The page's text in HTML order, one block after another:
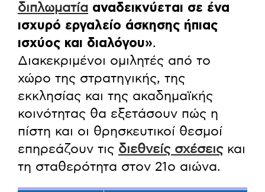
διπλωματία αναδεικνύεται σε ένα
ισχυρό εργαλείο άσκησης ήπιας
ισχύος και διαλόγου».
Διακεκριμένοι ομιλητές από το
χώρο της στρατηγικής, της
εκκλησίας και της ακαδημαϊκής
κοινότητας θα εξετάσουν πώς η
πίστη και οι θρησκευτικοί θεσμοί
επηρεάζουν τις διεθνείς σχέσειςκαι
τη σταθερότητα στον 21ο αιώνα.